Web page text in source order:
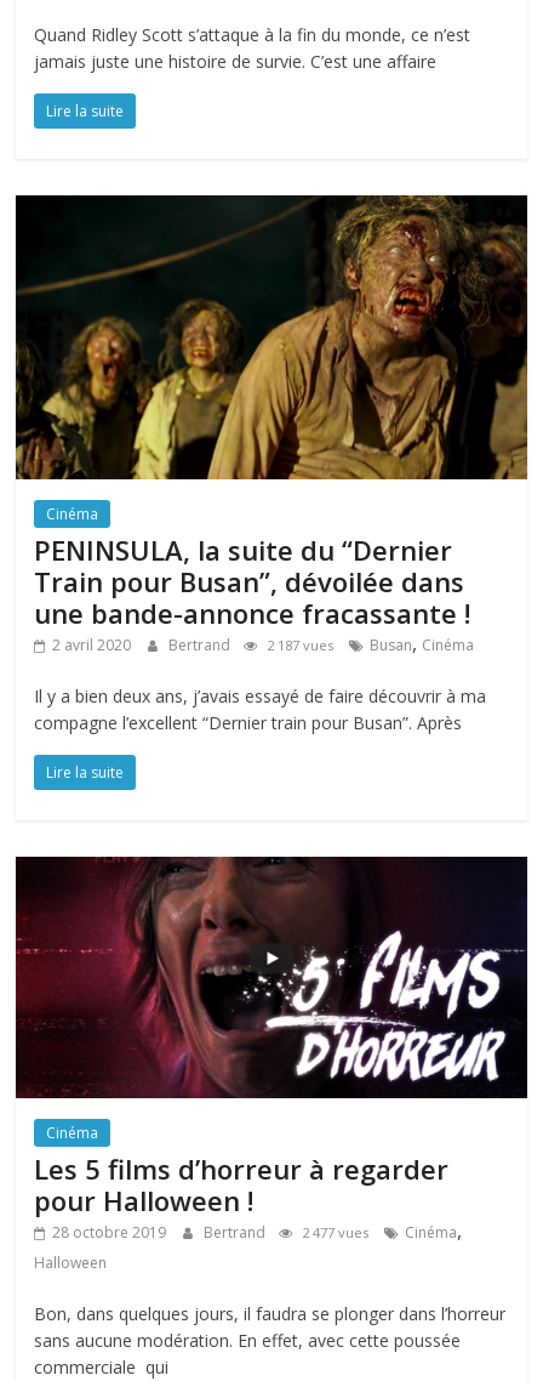
Quand Ridley Scott s’attaque à la fin du monde, ce n’est
jamais juste une histoire de survie. C’est une affaire
Lire la suite
Cinéma
PENINSULA, la suite du “Dernier
Train pour Busan”, dévoilée dans
une bande-annonce fracassante !
2 avril 2020 Bertrand 2 187 vues Busan, Cinéma
Il y a bien deux ans, j’avais essayé de faire découvrir à ma
compagne l’excellent “Dernier train pour Busan”. Après
Lire la suite
Cinéma
Les 5 films d’horreur à regarder
pour Halloween !
28 octobre 2019 Bertrand 2 477 vues Cinéma,
Halloween
Bon, dans quelques jours, il faudra se plonger dans l’horreur
sans aucune modération. En effet, avec cette poussée
commerciale qui